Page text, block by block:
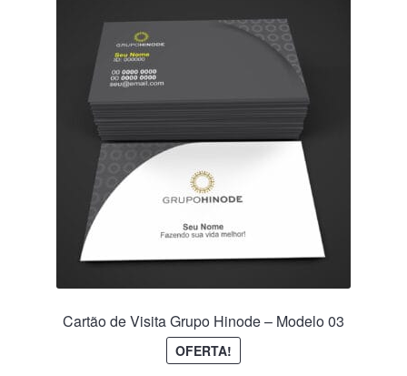
Cartão de Visita Grupo Hinode – Modelo 03
OFERTA!